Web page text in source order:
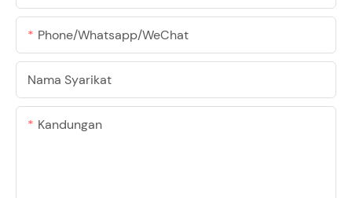
Phone/Whatsapp/WeChat
Nama Syarikat
Kandungan